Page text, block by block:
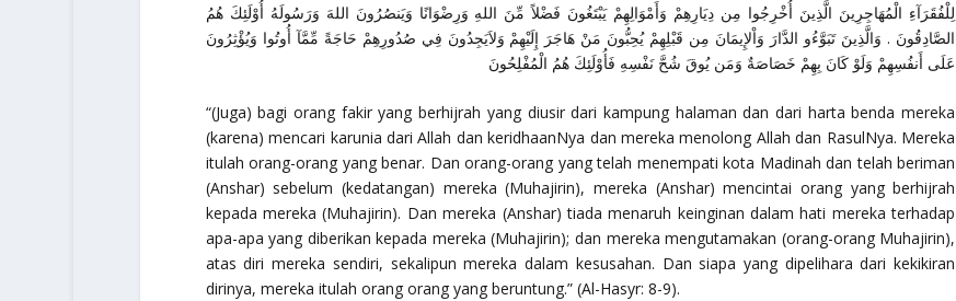
لِلْفُقَرَآءِ الْمُهَاجِرِينَ الَّذِينَ أُخْرِجُوا مِن دِيَارِهِمْ وَأَمْوَالِهِمْ يَبْتَغُونَ فَضْلاً مِّنَ اللهِ وَرِضْوَانًا وَيَنصُرُونَ اللهَ وَرَسُولَهُ أُوْلَئِكَ هُمُ
الصَّادِقُونَ . وَالَّذِينَ تَبَوَّءُو الدَّارَ وَاْلإِيمَانَ مِن قَبْلِهِمْ يُحِبُّونَ مَنْ هَاجَرَ إِلَيْهِمْ وَلاَيَجِدُونَ فِي صُدُورِهِمْ حَاجَةً مِّمَّآ أُوتُوا وَيُؤْثِرُونَ
عَلَى أَنفُسِهِمْ وَلَوْ كَانَ بِهِمْ خَصَاصَةٌ وَمَن يُوقَ شُحَّ نَفْسِهِ فَأُوْلَئِكَ هُمُ الْمُفْلِحُونَ
“(Juga) bagi orang fakir yang berhijrah yang diusir dari kampung halaman dan dari harta benda mereka
(karena) mencari karunia dari Allah dan keridhaanNya dan mereka menolong Allah dan RasulNya. Mereka
itulah orang-orang yang benar. Dan orang-orang yang telah menempati kota Madinah dan telah beriman
(Anshar) sebelum (kedatangan) mereka (Muhajirin), mereka (Anshar) mencintai orang yang berhijrah
kepada mereka (Muhajirin). Dan mereka (Anshar) tiada menaruh keinginan dalam hati mereka terhadap
apa-apa yang diberikan kepada mereka (Muhajirin); dan mereka mengutamakan (orang-orang Muhajirin),
atas diri mereka sendiri, sekalipun mereka dalam kesusahan. Dan siapa yang dipelihara dari kekikiran
dirinya, mereka itulah orang orang yang beruntung.”(Al-Hasyr: 8-9).